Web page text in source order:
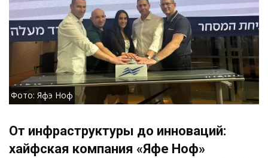
Фото: Яфэ Ноф
От инфраструктуры до инноваций:
хайфская компания «Яфе Ноф»